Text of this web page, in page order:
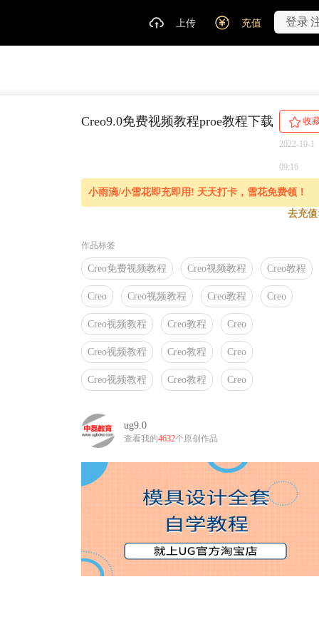
登录
上传 充值
Creo9.0免费视频教程proe教程下载 收
2022-10-1
09:16
小雨滴/小雪花即充即用! 天天打卡，雪花免费领！
去充
作品标签
Creo免费视频教程 Creo视频教程 Creo教程
Creo Creo视频教程 Creo教程 Creo
Creo视频教程 Creo教程 Creo
Creo视频教程 Creo教程 Creo
Creo视频教程 Creo教程 Creo
ug9.0
查看我的4632个原创作品